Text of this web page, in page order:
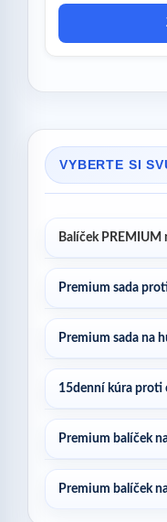
VYBERTE SI
Balíček PREMIUM
Premium sada
Premium sada na
15denní kúra proti
Premium balíček
Premium balíček